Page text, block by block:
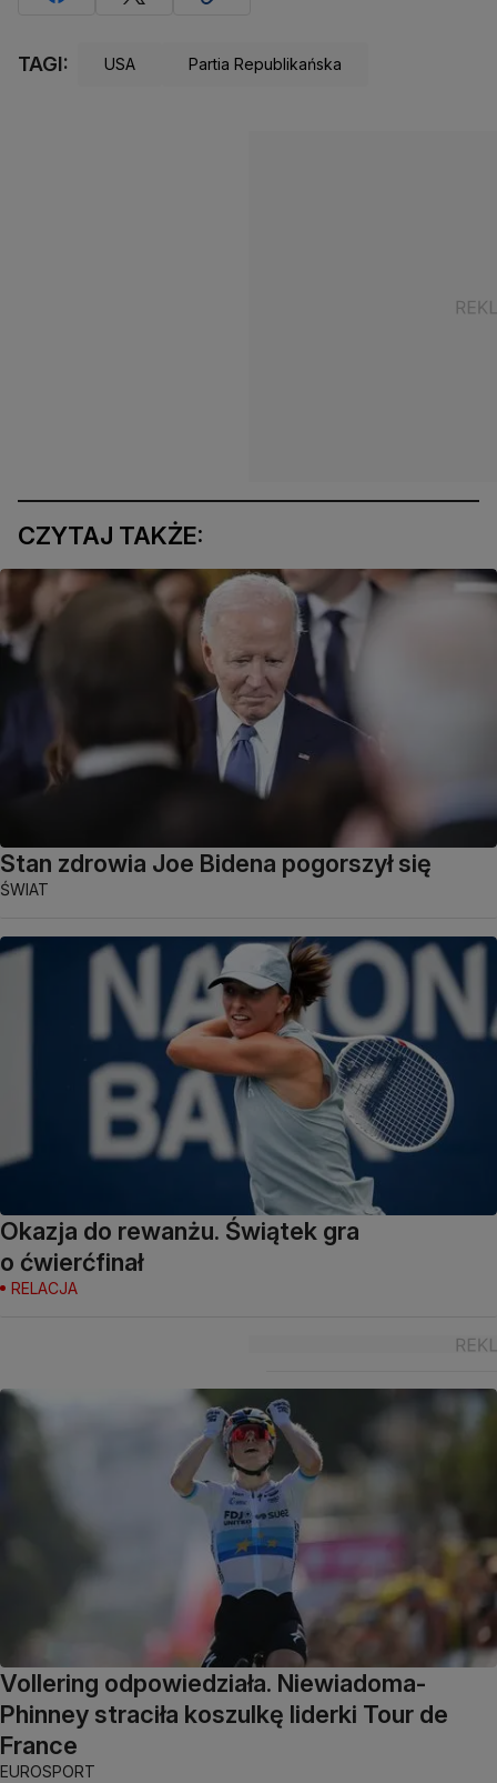
TAGI: USA Partia Republikańska
CZYTAJ TAKŻE:
Stan zdrowia Joe Bidena pogorszył się
ŚWIAT
Okazja do rewanżu. Świątek gra
o ćwierćfinał
RELACJA
Vollering odpowiedziała. Niewiadoma-
Phinney straciła koszulkę liderki Tour de
France
EUROSPORT